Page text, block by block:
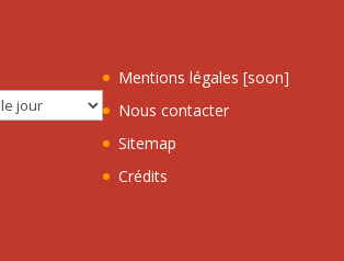
Mentions légales [soon]
Nous contacter
Sitemap
Crédits